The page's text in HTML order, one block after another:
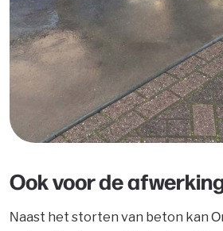
Ook voor de
Naast het storten van beton kan